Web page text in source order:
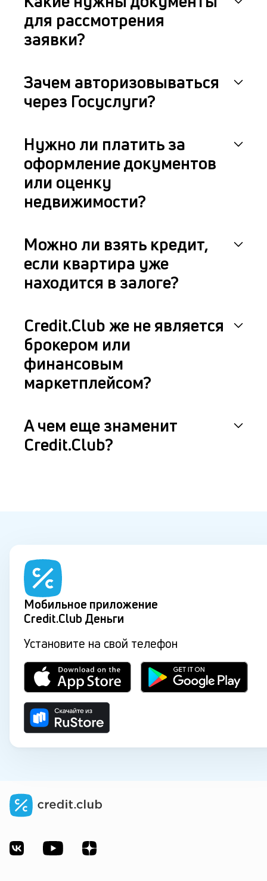
для рассмотрения
заявки?
Зачем авторизовываться
через Госуслуги?
Нужно ли платить за
оформление документов
или оценку
недвижимости?
Можно ли взять кредит,
если квартира уже
находится в залоге?
Credit.Club же не является
брокером или
финансовым
маркетплейсом?
А чем еще знаменит
Credit.Club?
Мобильное приложение
Credit.Club Деньги
Установите на свой телефон